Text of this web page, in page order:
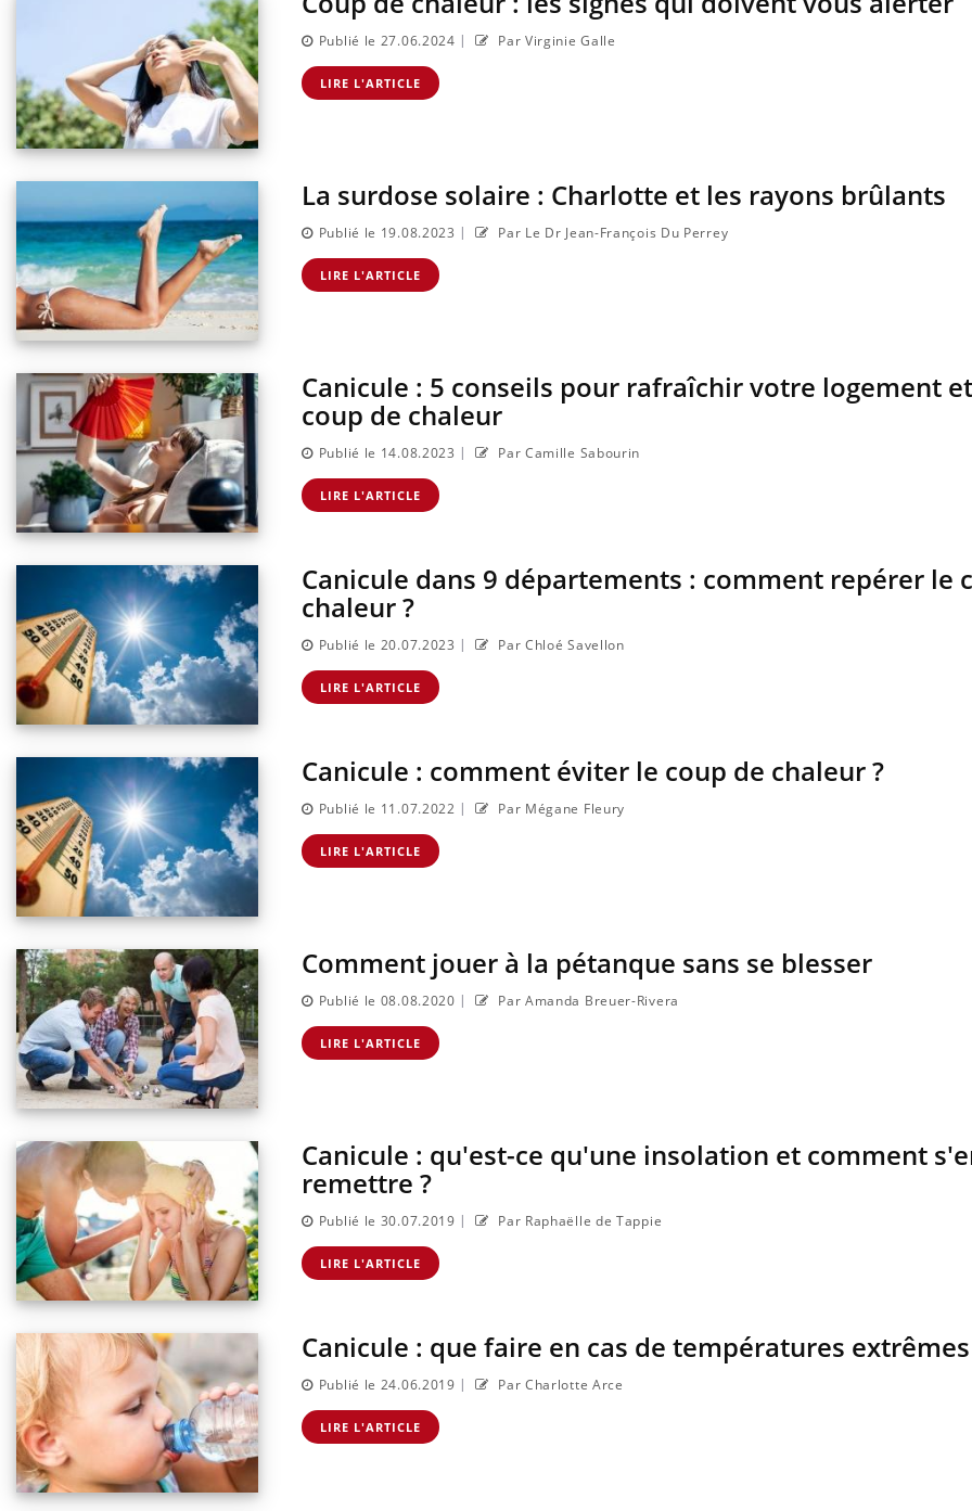
Publié le 27.06.2024 | Par Virginie Galle
LIRE L'ARTICLE
La surdose solaire : Charlotte et les rayons brûlants
Publié le 19.08.2023 | Par Le Dr Jean-François Du Perrey
LIRE L'ARTICLE
Canicule : 5 conseils pour rafraîchir votre logement
coup de chaleur
Publié le 14.08.2023 | Par Camille Sabourin
LIRE L'ARTICLE
Canicule dans 9 départements : comment repérer le
chaleur ?
Publié le 20.07.2023 | Par Chloé Savellon
LIRE L'ARTICLE
Canicule : comment éviter le coup de chaleur ?
Publié le 11.07.2022 | Par Mégane Fleury
LIRE L'ARTICLE
Comment jouer à la pétanque sans se blesser
Publié le 08.08.2020 | Par Amanda Breuer-Rivera
LIRE L'ARTICLE
Canicule : qu'est-ce qu'une insolation et comment
remettre ?
Publié le 30.07.2019 | Par Raphaëlle de Tappie
LIRE L'ARTICLE
Canicule : que faire en cas de températures extrêmes
Publié le 24.06.2019 | Par Charlotte Arce
LIRE L'ARTICLE
sur la maladie d'un proche c'est montrer ...
carence en fer sont